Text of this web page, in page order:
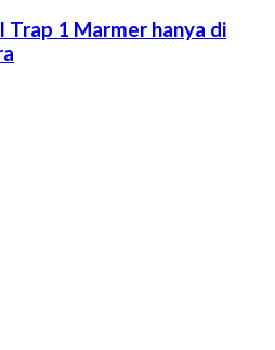
Trap 1 Marmer hanya di